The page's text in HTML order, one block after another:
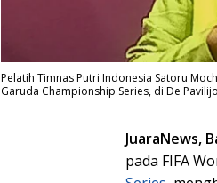
Pelatih Timnas Putri Indonesia Satoru
Garuda Championship Series, di De
JuaraNews,
pada FIFA